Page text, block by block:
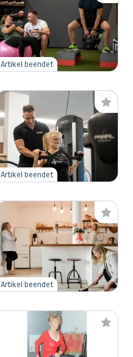
Artikel beendet
Artikel beendet
Artikel beendet